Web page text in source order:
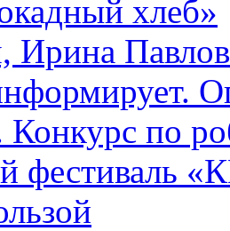
хлеб»
Ирина
по
фестиваль